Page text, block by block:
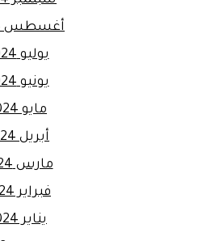
أغسطس 2024
يوليو 2024
يونيو 2024
مايو 2024
أبريل 2024
مارس 2024
فبراير 2024
يناير 2024